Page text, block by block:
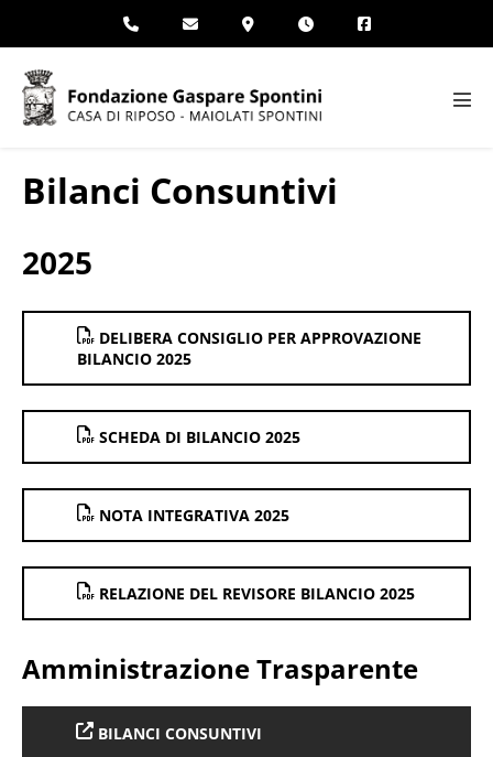
al
contenuto
Bilanci Consuntivi
2025
DELIBERA CONSIGLIO PER APPROVAZIONE
BILANCIO 2025
SCHEDA DI BILANCIO 2025
NOTA INTEGRATIVA 2025
RELAZIONE DEL REVISORE BILANCIO 2025
Amministrazione Trasparente
BILANCI CONSUNTIVI